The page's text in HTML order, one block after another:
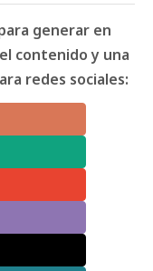
generar en
contenido y una
redes sociales: